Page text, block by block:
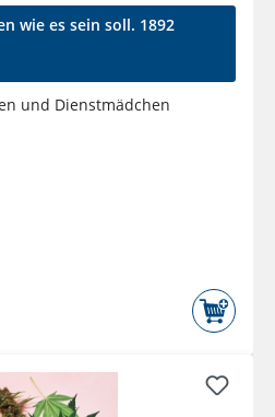
wie es sein soll. 1892
und Dienstmädchen